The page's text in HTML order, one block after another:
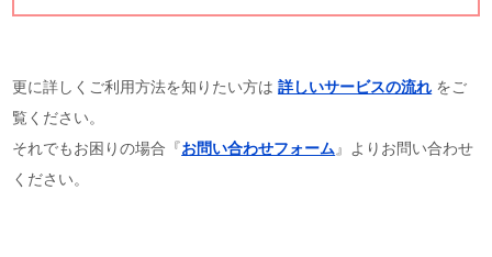
更に詳しくご利用方法を知りたい方は詳しいサービスの流れ をご
覧ください。
それでもお困りの場合『お問い合わせフォーム 』よりお問い合わせ
ください。